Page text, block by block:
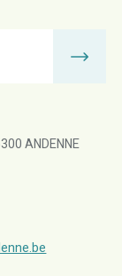
ANDENNE